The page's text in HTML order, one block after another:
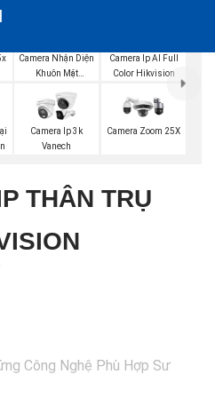
Camera Nhận Diện
Khuôn Mặt
Camera Ip AI Full
Color Hikvision
Camera Ip 3k
Vanech
Camera Zoom 25X
THÂN TRỤ
Công Nghệ Phù Hợp Sư